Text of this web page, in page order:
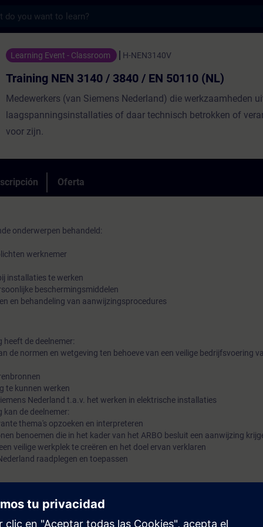
3140 / 3840 / EN 50110 (NL) -
Learning Event - Classroom H-NEN3140V
Training NEN 3140 / 3840 / EN 50110 (NL)
Medewerkers (van Siemens Nederland) die werkzaamheden
laagspanningsinstallaties of daar technisch betrokken of
voor zijn.
Oferta
onderwerpen behandeld:
werknemer
installaties te werken
beschermingsmiddelen
en behandeling van aanwijzingsprocedures
heeft de deelnemer:
de normen en wetgeving ten behoeve van een veilige bedrijfsvoering
te kunnen werken
Nederland t.a.v. het werken in elektrische installaties
kan de deelnemer:
thema's opzoeken en interpreteren
benoemen die in het kader van het ARBO besluit een aanwijzing
veilige werkplek te creëren en het doel ervan verklaren
raadplegen en toepassen
en specifieke kennis van de installaties waarin de